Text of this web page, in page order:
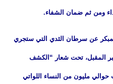
ومن ثم ضمان الشفاء.
عن سرطان الثدي التي ستجري
ما بين 22 نونبر و 11 دجنبر المقبل، تحت شعار “الكشف
مليون من النساء اللواتي